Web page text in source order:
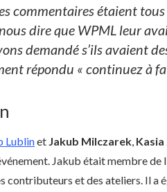
commentaires étaient
dire que WPML leur
demandé s’ils avaient
répondu « continuez à
Lublinet Jakub Milczarek, Kasia
Jakub était membre de
contributeurs et des ateliers. Il a